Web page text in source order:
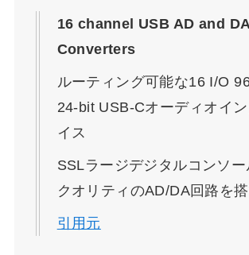
16 channel USB AD and DA
Converters
ルーティング可能な16 I/O
24-bit USB-Cオーディオイ
イス
SSLラージデジタルコンソー
クオリティのAD/DA回路を
引用元